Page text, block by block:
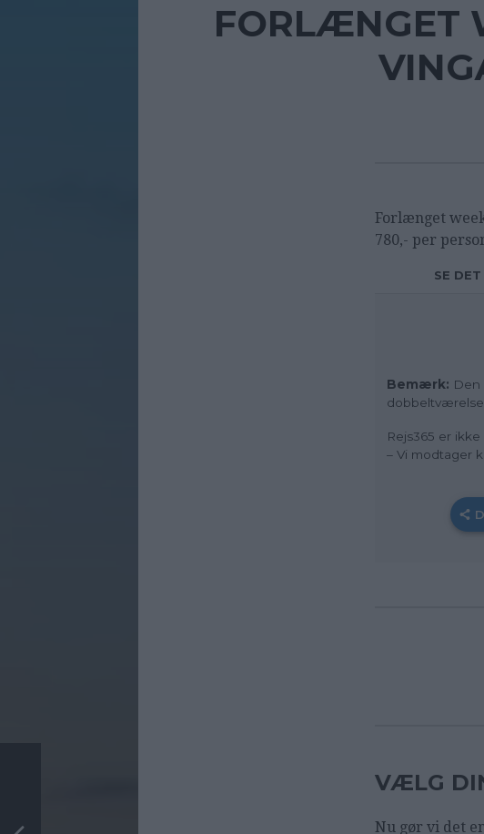
FORLÆNGET
Forlænget
780,- per
SE
Bemærk: Den
dobbeltværelse
Rejs365 er
– Vi modtager
VÆLG
Nu gør vi det